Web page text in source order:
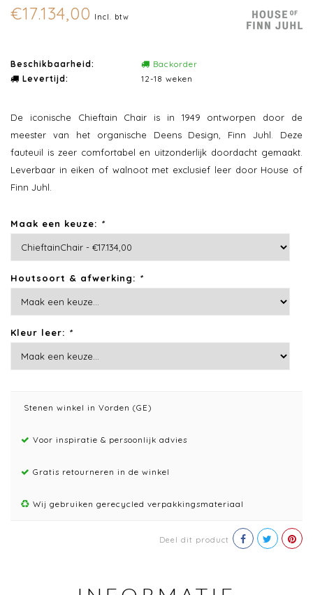
€17.134,00 Incl. btw
Beschikbaarheid:
Backorder
Levertijd:
12-18 weken
De iconische Chieftain Chair is in 1949 ontworpen door de
meester van het organische Deens Design, Finn Juhl. Deze
fauteuil is zeer comfortabel en uitzonderlijk doordacht gemaakt.
Leverbaar in eiken of walnoot met exclusief leer door House of
Finn Juhl.
Maak een keuze: *
Houtsoort & afwerking: *
Kleur leer: *
Stenen winkel in Vorden (GE)
Voor inspiratie & persoonlijk advies
Gratis retourneren in de winkel
Wij gebruiken gerecycled verpakkingsmateriaal
Deel dit product